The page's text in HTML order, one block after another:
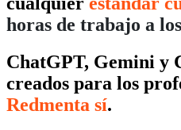
horas de trabajo a
ChatGPT, Gemini y
creados para los
Redmenta sí.